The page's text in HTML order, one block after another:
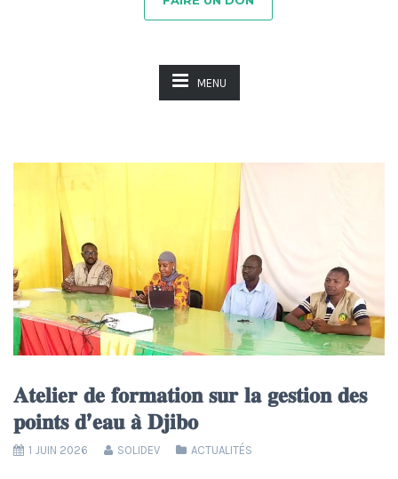
MENU
𝐀𝐭𝐞𝐥𝐢𝐞𝐫 𝐝𝐞 𝐟𝐨𝐫𝐦𝐚𝐭𝐢𝐨𝐧 𝐬𝐮𝐫 𝐥𝐚 𝐠𝐞𝐬𝐭𝐢𝐨𝐧 𝐝𝐞𝐬
𝐩𝐨𝐢𝐧𝐭𝐬 𝐝’𝐞𝐚𝐮 𝐚̀ 𝐃𝐣𝐢𝐛𝐨
1 JUIN 2026 SOLIDEV ACTUALITÉS